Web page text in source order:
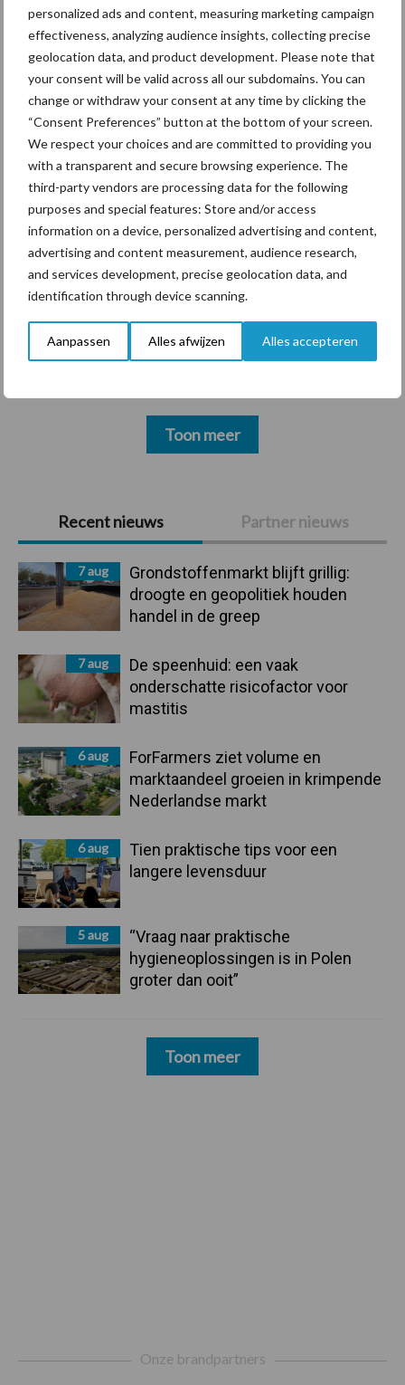
personalized ads and content, measuring marketing campaign
effectiveness, analyzing audience insights, collecting precise
geolocation data, and product development. Please note that
your consent will be valid across all our subdomains. You can
change or withdraw your consent at any time by clicking the
“Consent Preferences” button at the bottom of your screen.
We respect your choices and are committed to providing you
with a transparent and secure browsing experience. The
third-party vendors are processing data for the following
purposes and special features: Store and/or access
information on a device, personalized advertising and content,
advertising and content measurement, audience research,
and services development, precise geolocation data, and
identification through device scanning.
Aanpassen Alles afwijzen Alles accepteren
Primaire
Sidebar
Recent nieuws Partner nieuws
7 aug
Grondstoffenmarkt blijft grillig:
droogte en geopolitiek houden
handel in de greep
7 aug
De speenhuid: een vaak
onderschatte risicofactor voor
mastitis
6 aug
ForFarmers ziet volume en
marktaandeel groeien in krimpende
Nederlandse markt
6 aug
Tien praktische tips voor een
langere levensduur
5 aug
“Vraag naar praktische
hygieneoplossingen is in Polen
groter dan ooit”
Toon meer
ForFarmers ziet volume en
marktaandeel groeien in
krimpende Nederlandse
markt
Themapagina's
Diergezondheid Bemesting Fokkerij
Bedrijfsnieuws
Voerhekken
Toon meer
Onze brandpartners